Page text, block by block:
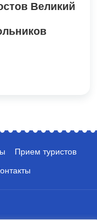
Великий
Прием туристов